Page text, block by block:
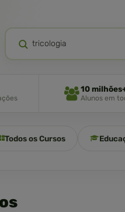
10
Alunos em
Todos os Cursos